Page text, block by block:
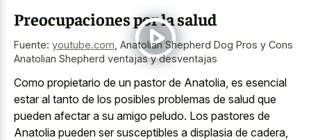
Preocupaciones por la salud
Fuente: youtube.com Anatolian Shepherd Dog Pros y Cons
Anatolian Shepherd ventajas y desventajas
Como propietario de un pastor de Anatolia, es esencial
estar al tanto de los posibles problemas de salud que
pueden afectar a su amigo peludo. Los pastores de
Anatolia pueden ser susceptibles a displasia de cadera,